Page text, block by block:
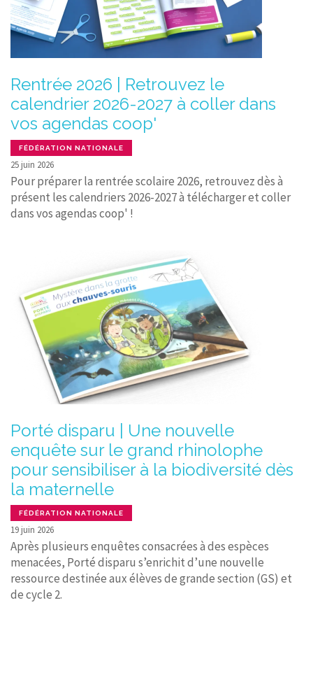
Rentrée 2026 | Retrouvez le
calendrier 2026-2027 à coller dans
vos agendas coop'
FÉDÉRATION NATIONALE
25 juin 2026
Pour préparer la rentrée scolaire 2026, retrouvez dès à
présent les calendriers 2026-2027 à télécharger et coller
dans vos agendas coop' !
Porté disparu | Une nouvelle
enquête sur le grand rhinolophe
pour sensibiliser à la biodiversité dès
la maternelle
FÉDÉRATION NATIONALE
19 juin 2026
Après plusieurs enquêtes consacrées à des espèces
menacées, Porté disparu s’enrichit d’une nouvelle
ressource destinée aux élèves de grande section (GS) et
de cycle 2.